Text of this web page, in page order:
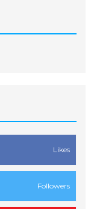
Likes
Followers